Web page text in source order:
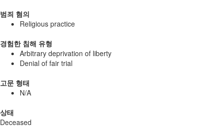
범죄 혐의
Religious practice
경험한 침해 유형
Arbitrary deprivation of liberty
Denial of fair trial
고문 형태
N/A
상태
Deceased